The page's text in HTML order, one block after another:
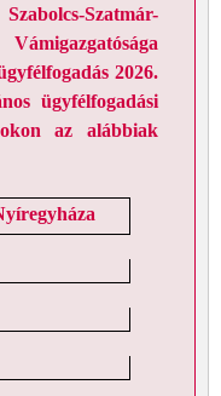
Szatmár-
2026.
ügyfélfogadási
az alábbiak